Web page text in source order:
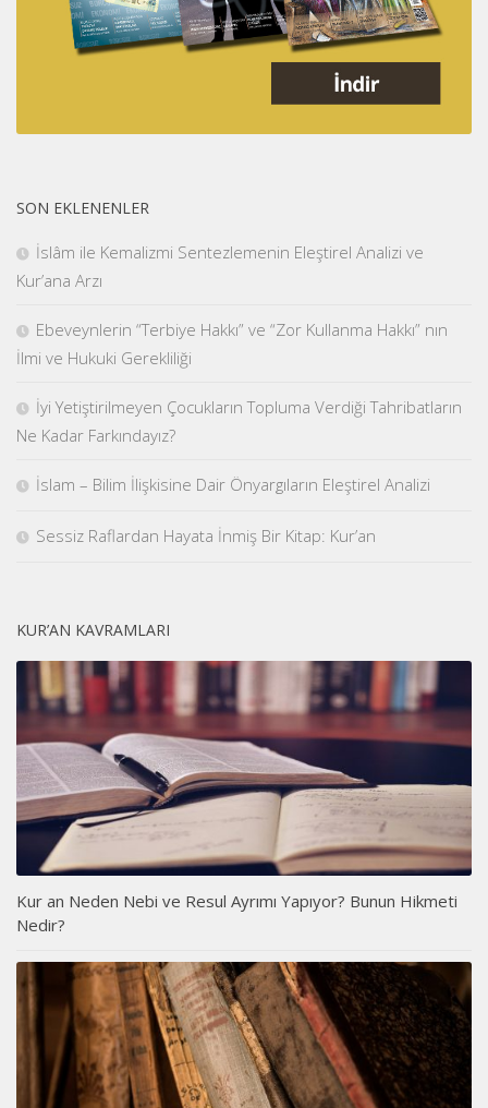
SON EKLENENLER
İslâm ile Kemalizmi Sentezlemenin Eleştirel Analizi ve
Kur’ana Arzı
Ebeveynlerin “Terbiye Hakkı” ve “Zor Kullanma Hakkı” nın
İlmi ve Hukuki Gerekliliği
İyi Yetiştirilmeyen Çocukların Topluma Verdiği Tahribatların
Ne Kadar Farkındayız?
İslam – Bilim İlişkisine Dair Önyargıların Eleştirel Analizi
Sessiz Raflardan Hayata İnmiş Bir Kitap: Kur’an
KUR’AN KAVRAMLARI
Kur an Neden Nebi ve Resul Ayrımı Yapıyor? Bunun Hikmeti
Nedir?